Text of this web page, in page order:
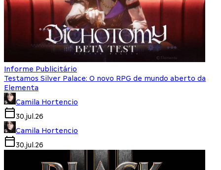
Informe Publicitário
Testamos Silver Palace: O novo RPG de mundo aberto da
Elementa
Camila Hortencio
30.jul.26
Camila Hortencio
30.jul.26